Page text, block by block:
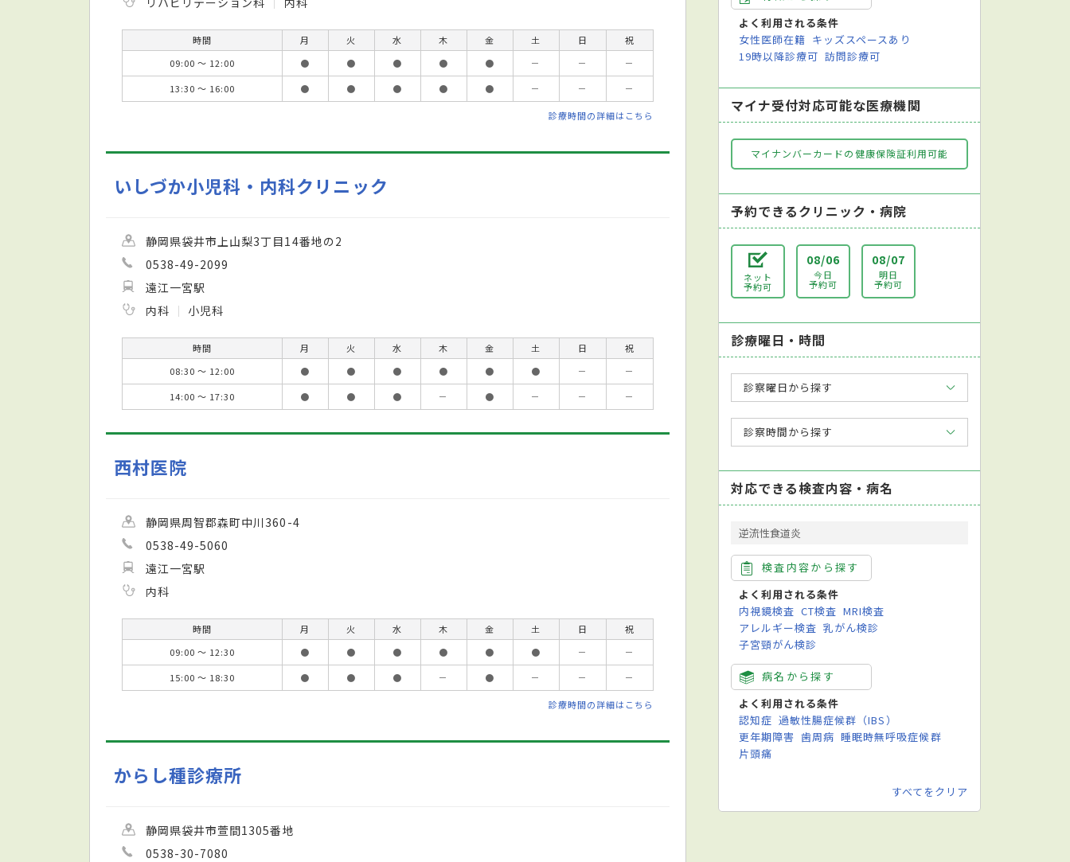
時間 月 火 水 木 金 土 日
祝
09:00 ～ 12:00
● ● ● ● ● － －
－
13:30 ～ 16:00
● ● ● ● ● － － －
診療時間の詳細はこちら
いしづか小児科・内科クリニック
静岡県袋井市上山梨3丁目14番地の2
0538-49-2099
遠江一宮駅
内科
小児科
時間 月 火 水 木 金 土 日
祝
08:30 ～ 12:00
● ● ● ● ● ● －
－
14:00 ～ 17:30
● ● ● － ● － － －
西村医院
静岡県周智郡森町中川360-4
0538-49-5060
遠江一宮駅
内科
時間 月 火 水 木 金 土 日
祝
09:00 ～ 12:30
● ● ● ● ● ● －
－
15:00 ～ 18:30
● ● ● － ● － － －
診療時間の詳細はこちら
からし種診療所
静岡県袋井市萱間1305番地
0538-30-7080
よく利用される条件
女性医師在籍 キッズスペースあり
19時以降診療可 訪問診療可
マイナ受付対応可能な医療機関
マイナンバーカードの健康保険証利用可能
予約できるクリニック・病院
ネット
予約可
08/06
今日
予約可
08/07
明日
予約可
診療曜日・時間
診察曜日から探す
診察時間から探す
対応できる検査内容・病名
逆流性食道炎
検査内容から探す
よく利用される条件
内視鏡検査 CT検査 MRI検査
アレルギー検査 乳がん検診
子宮頸がん検診
病名から探す
よく利用される条件
認知症 過敏性腸症候群（IBS）
更年期障害 歯周病 睡眠時無呼吸症候群
片頭痛
すべてをクリア